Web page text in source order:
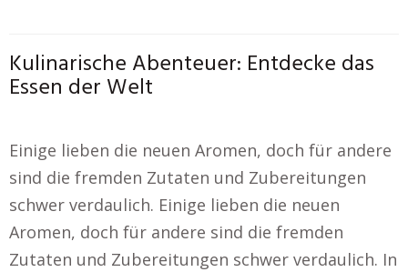
Kulinarische Abenteuer: Entdecke das
Essen der Welt
Einige lieben die neuen Aromen, doch für andere
sind die fremden Zutaten und Zubereitungen
schwer verdaulich. Einige lieben die neuen
Aromen, doch für andere sind die fremden
Zutaten und Zubereitungen schwer verdaulich. In